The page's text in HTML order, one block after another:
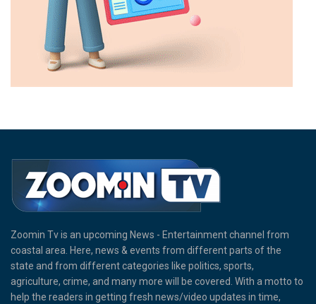
Zoomin Tv is an upcoming News - Entertainment channel from
coastal area. Here, news & events from different parts of the
state and from different categories like politics, sports,
agriculture, crime, and many more will be covered. With a motto to
help the readers in getting fresh news/video updates in time,